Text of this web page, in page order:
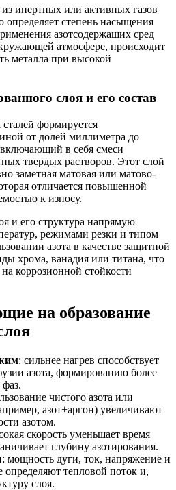
инертных или активных газов
определяет степень насыщения
азотсодержащих сред
атмосфере, происходит
металла при высокой
слоя и его состав
формируется
от долей миллиметра до
в себя смеси
твердых растворов. Этот слой
заметная матовая или матово-
отличается повышенной
к износу.
и его структура напрямую
режимами резки и типом
азота в качестве защитной
хрома, ванадия или титана, что
коррозионной стойкости
на образование
: сильнее нагрев способствует
азота, формированию более
чистого азота или
азот+аргон) увеличивают
азотом.
скорость уменьшает время
глубину азотирования.
: мощность дуги, ток, напряжение и
определяют тепловой поток и,
слоя.